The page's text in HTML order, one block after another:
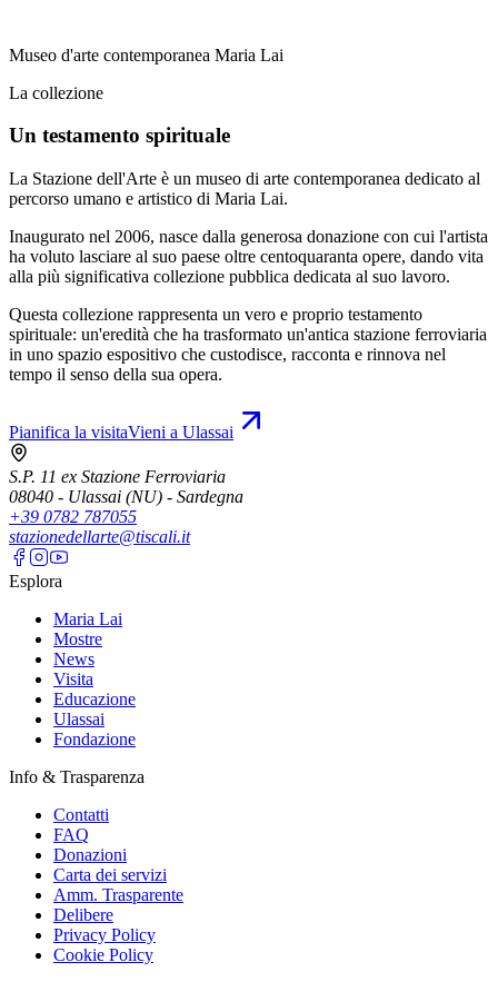
Museo d'arte contemporanea Maria Lai
La collezione
Un testamento spirituale
La Stazione dell'Arte è un museo di arte contemporanea dedicato al
percorso umano e artistico di Maria Lai.
Inaugurato nel 2006, nasce dalla generosa donazione con cui l'artista
ha voluto lasciare al suo paese oltre centoquaranta opere, dando vita
alla più significativa collezione pubblica dedicata al suo lavoro.
Questa collezione rappresenta un vero e proprio testamento
spirituale: un'eredità che ha trasformato un'antica stazione ferroviaria
in uno spazio espositivo che custodisce, racconta e rinnova nel
tempo il senso della sua opera.
Pianifica la visitaVieni a Ulassai
S.P. 11 ex Stazione Ferroviaria
08040 - Ulassai (NU) - Sardegna
+39 0782 787055
stazionedellarte@tiscali.it
Esplora
Maria Lai
Mostre
News
Visita
Educazione
Ulassai
Fondazione
Info & Trasparenza
Contatti
FAQ
Donazioni
Carta dei servizi
Amm. Trasparente
Delibere
Privacy Policy
Cookie Policy